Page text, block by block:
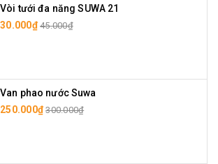
Vòi tưới đa năng SUWA 21
30.000₫ 45.000₫
Van phao nước Suwa
250.000₫ 300.000₫